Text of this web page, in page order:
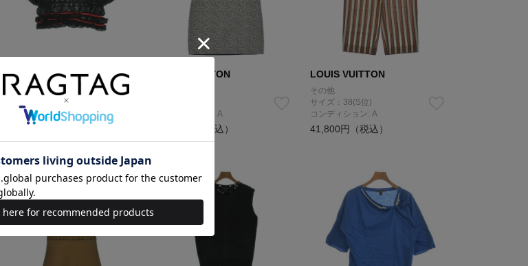
LOUIS VUITTON
ニット・セーター
コンディション: B
LOUIS VUITTON
コンディション: A
92,800円（税込）
LOUIS VUITTON
その他
サイズ：38(S位)
コンディション: A
41,800円（税込）